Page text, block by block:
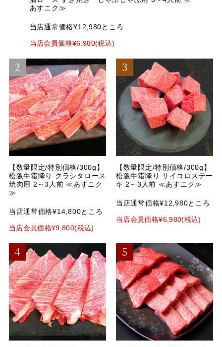
あすニク≫
当店通常価格¥12,980ところ
当店会員価格¥6,980(税込)
【数量限定/特別価格/300g】
松阪牛霜降り クラシタロース
焼肉用 2～3人前 ≪あすニク
≫
当店通常価格¥14,800ところ
当店会員価格¥9,800(税込)
【数量限定/特別価格/300g】
松阪牛霜降り サイコロステー
キ 2～3人前 ≪あすニク≫
当店通常価格¥12,980ところ
当店会員価格¥6,980(税込)